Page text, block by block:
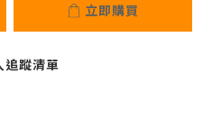
立即購買
追蹤清單